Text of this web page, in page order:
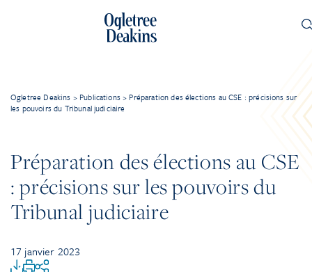
Ogletree Deakins > Publications > Préparation des élections au CSE : précisions sur
les pouvoirs du Tribunal judiciaire
Préparation des élections au CSE
: précisions sur les pouvoirs du
Tribunal judiciaire
17 janvier 2023